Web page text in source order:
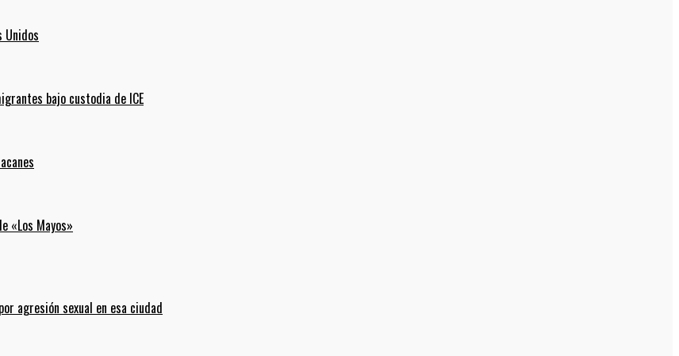
Unidos
bajo custodia de ICE
«Los Mayos»
agresión sexual en esa ciudad